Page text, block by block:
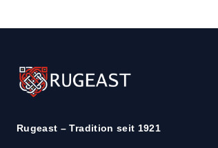
Rugeast – Tradition seit 1921